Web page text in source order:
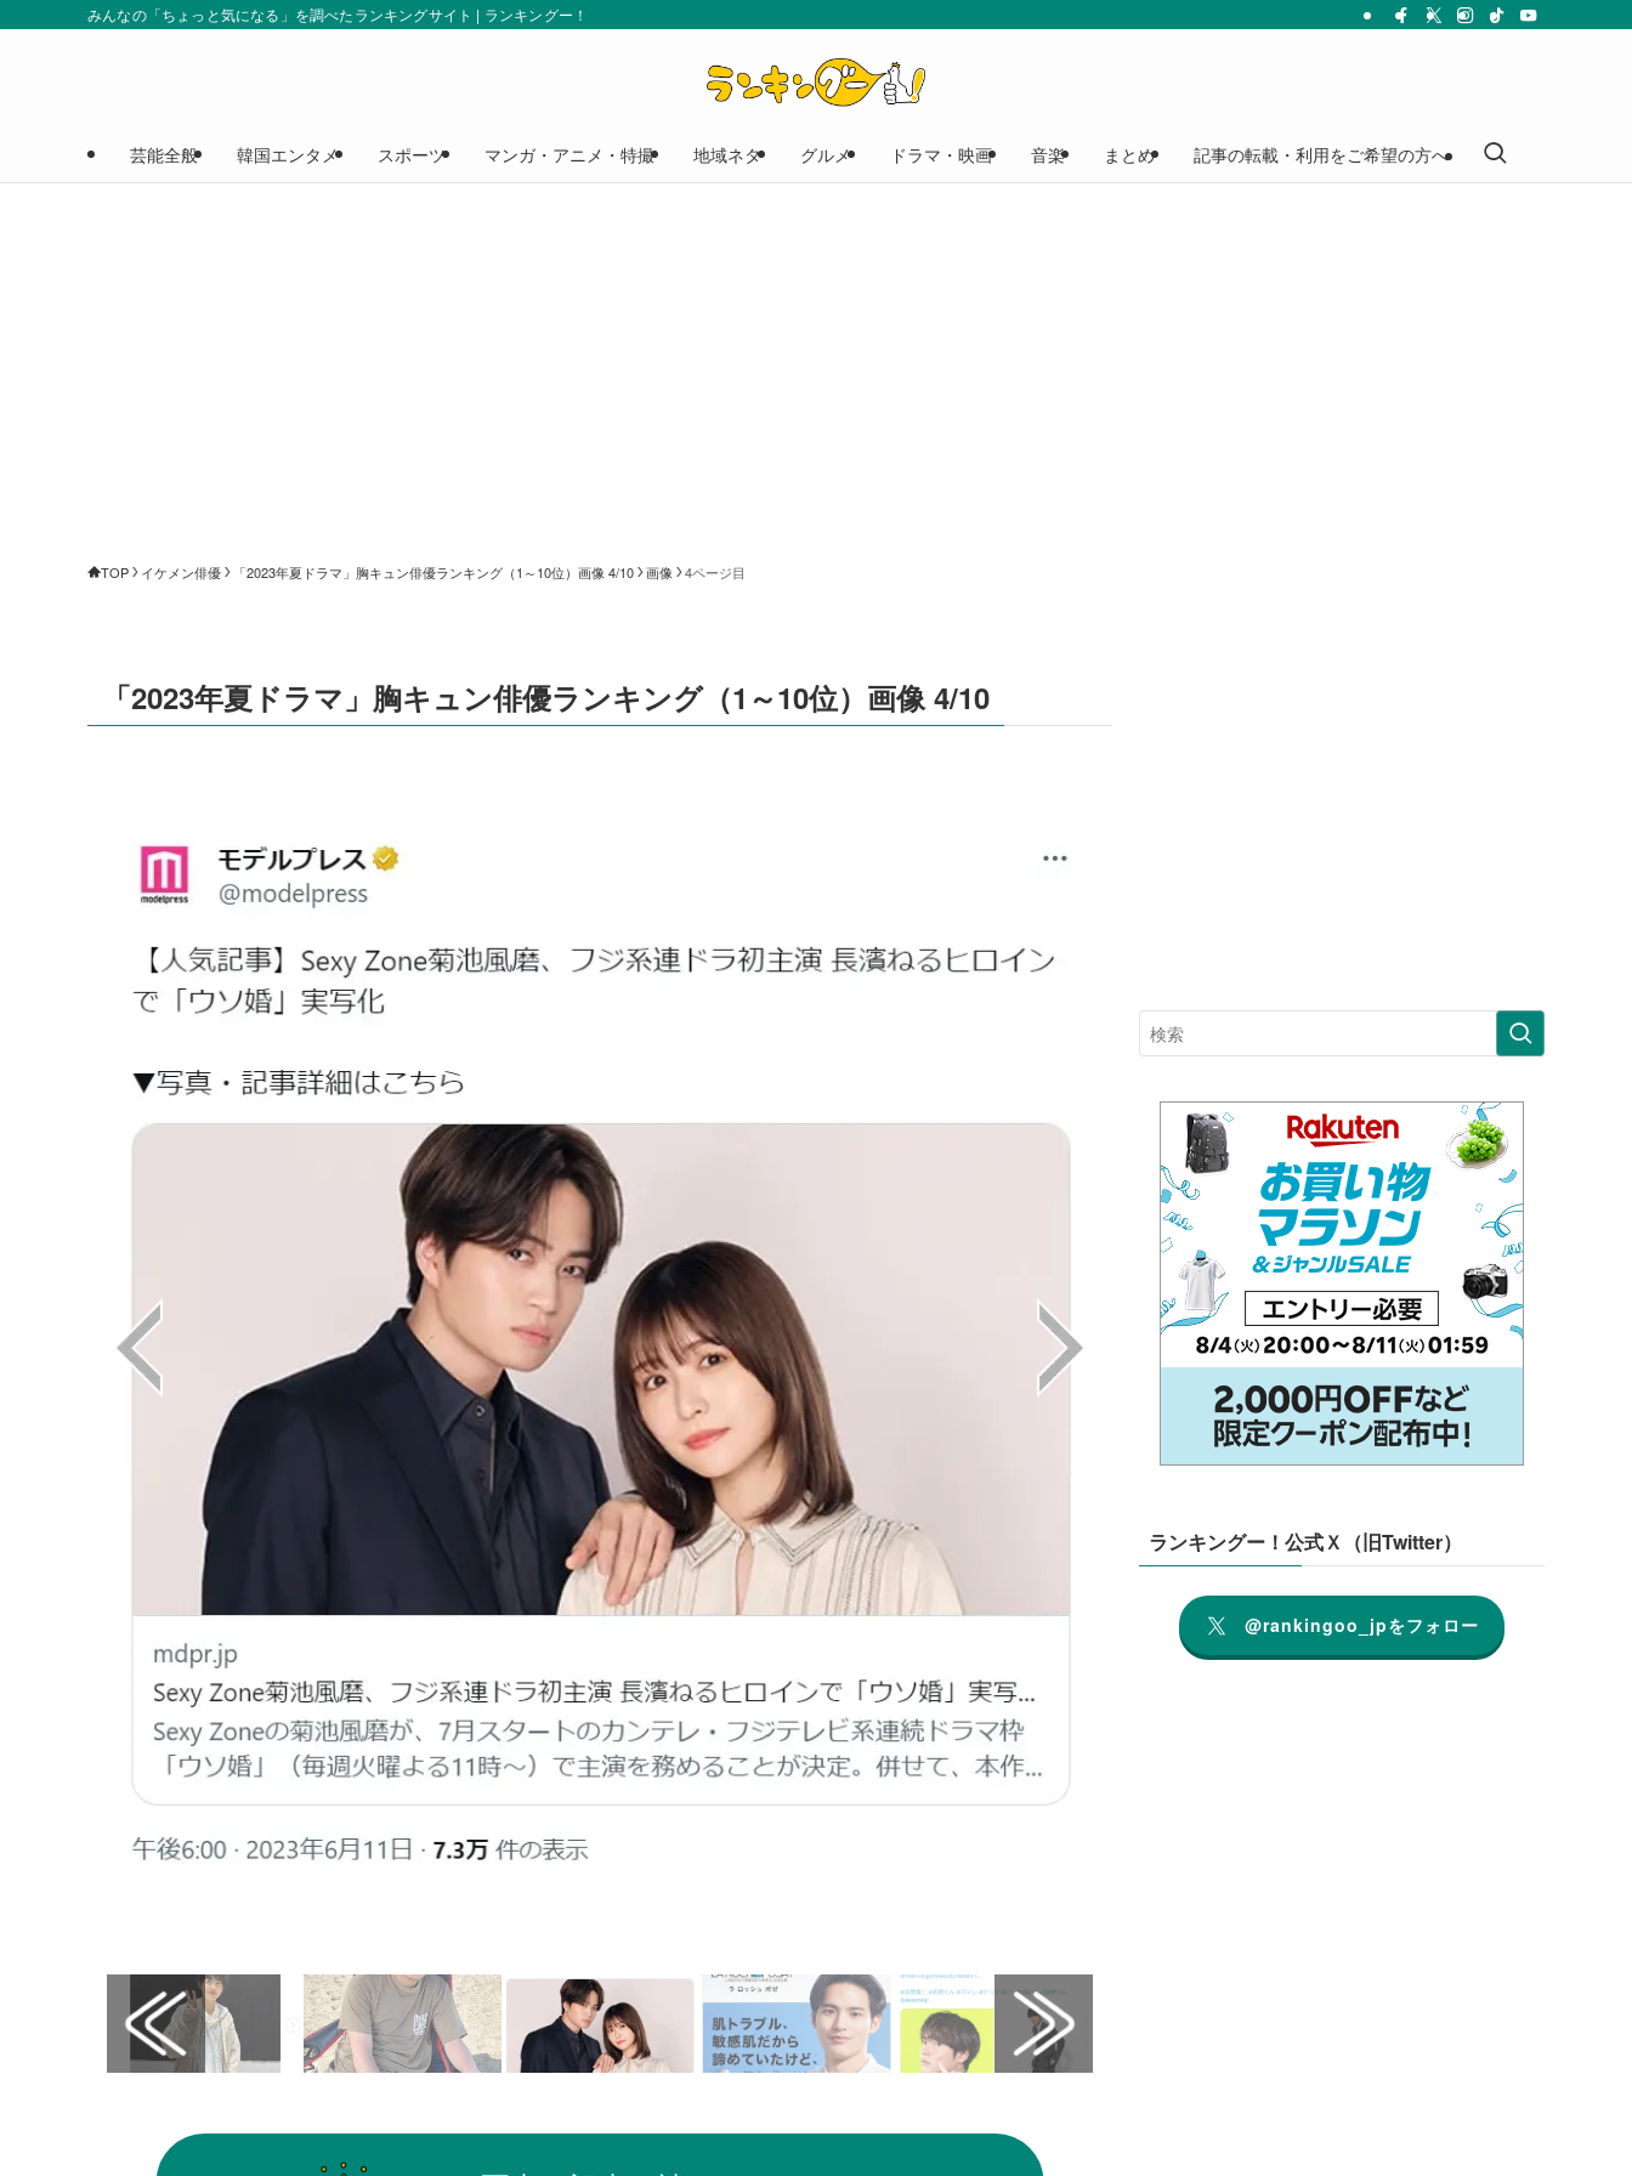
みんなの「ちょっと気になる」を調べたランキングサイト | ランキングー！
芸能全般 韓国エンタメ スポーツ マンガ・アニメ・特撮 地域ネタ グルメ ドラマ・映画 音楽 まとめ 記事の転載・利用をご希望の方へ
TOP イケメン俳優 「2023年夏ドラマ」胸キュン俳優ランキング（1～10位）画像 4/10 画像 4ページ目
「2023年夏ドラマ」胸キュン俳優ランキング（1～10位）画像 4/10
ランキングー！公式Ｘ（旧Twitter）
@rankingoo_jpをフォロー